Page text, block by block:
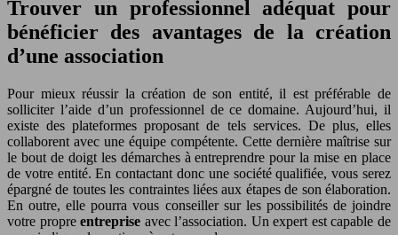
Trouver un professionnel adéquat pour
bénéficier des avantages de la création
d’une association
Pour mieux réussir la création de son entité, il est préférable de
solliciter l’aide d’un professionnel de ce domaine. Aujourd’hui, il
existe des plateformes proposant de tels services. De plus, elles
collaborent avec une équipe compétente. Cette dernière maîtrise sur
le bout de doigt les démarches à entreprendre pour la mise en place
de votre entité. En contactant donc une société qualifiée, vous serez
épargné de toutes les contraintes liées aux étapes de son élaboration.
En outre, elle pourra vous conseiller sur les possibilités de joindre
votre propreentreprise avec l’association. Un expert est capable de